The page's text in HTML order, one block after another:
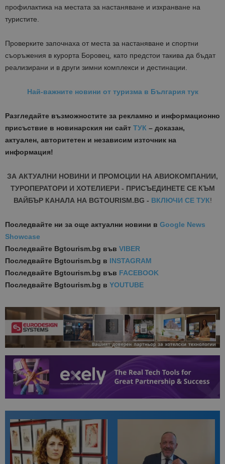
профилактика на местата за настаняване и изхранване на
туристите.
Проверките започнаха от места за настаняване и спортни
съоръжения в курорта Боровец, като предстои такива да бъдат
реализирани и в други зимни комплекси и дестинации.
Най-важните новини от туризма в България тук
Разгледайте възможностите за рекламно и информационно
присъствие в новинарския ни сайт ТУК – доказан,
актуален, авторитетен и независим източник на
информация!
ЗА АКТУАЛНИ НОВИНИ И ПРОМОЦИИ НА АВИОКОМПАНИИ,
ТУРОПЕРАТОРИ И ХОТЕЛИЕРИ - ПРИСЪЕДИНЕТЕ СЕ КЪМ
ВАЙБЪР КАНАЛА НА BGTOURISM.BG - ВКЛЮЧИ СЕ ТУК!
Последвайте ни за още актуални новини в Google News
Showcase
Последвайте Bgtourism.bg във VIBER
Последвайте Bgtourism.bg в INSTAGRAM
Последвайте Bgtourism.bg във FACEBOOK
Последвайте Bgtourism.bg в YOUTUBE